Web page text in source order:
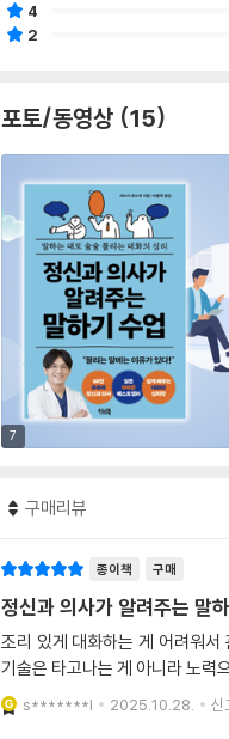
4
2
포토/동영상 (15)
7
구매리뷰
종이책 구매
정신과 의사가 알려주는 말
조리 있게 대화하는 게 어려워서
기술은 타고나는 게 아니라 노력
s*******l 2025.10.28. 신